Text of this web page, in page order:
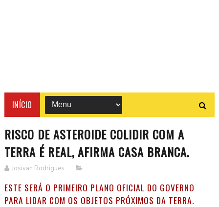
INÍCIO
RISCO DE ASTEROIDE COLIDIR COM A
TERRA É REAL, AFIRMA CASA BRANCA.
Josivan Rodrigues
ESTE SERÁ O PRIMEIRO PLANO OFICIAL DO GOVERNO
PARA LIDAR COM OS OBJETOS PRÓXIMOS DA TERRA.